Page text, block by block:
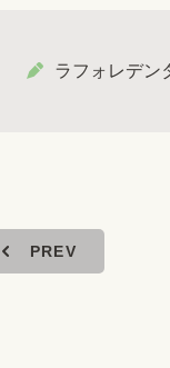
ラフォレデン
PREV